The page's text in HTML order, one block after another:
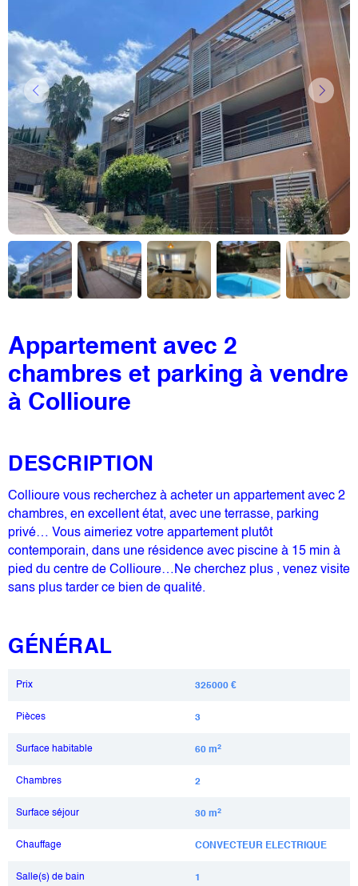
Appartement avec 2
chambres et parking à vendre
à Collioure
DESCRIPTION
Collioure vous recherchez à acheter un appartement avec 2
chambres, en excellent état, avec une terrasse, parking
privé… Vous aimeriez votre appartement plutôt
contemporain, dans une résidence avec piscine à 15 min à
pied du centre de Collioure…Ne cherchez plus , venez visite
sans plus tarder ce bien de qualité.
GÉNÉRAL
Prix 325000 €
Pièces 3
Surface habitable 60 m2
Chambres 2
Surface séjour 30 m2
Chauffage CONVECTEUR ELECTRIQUE
Salle(s) de bain 1